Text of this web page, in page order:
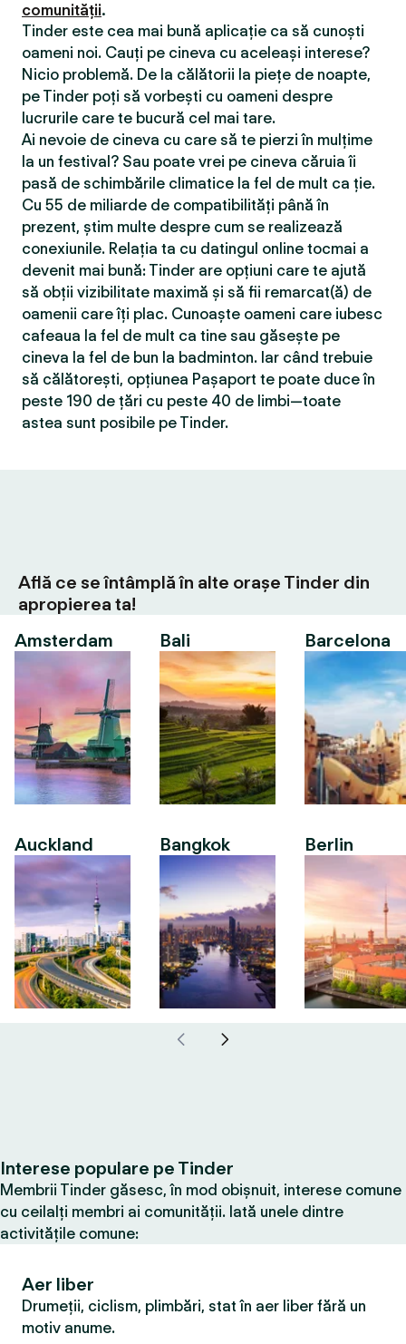
comunității.
Tinder este cea mai bună aplicație ca să cunoști
oameni noi. Cauți pe cineva cu aceleași interese?
Nicio problemă. De la călătorii la piețe de noapte,
pe Tinder poți să vorbești cu oameni despre
lucrurile care te bucură cel mai tare.
Ai nevoie de cineva cu care să te pierzi în mulțime
la un festival? Sau poate vrei pe cineva căruia îi
pasă de schimbările climatice la fel de mult ca ție.
Cu 55 de miliarde de compatibilităţi până în
prezent, știm multe despre cum se realizează
conexiunile. Relația ta cu datingul online tocmai a
devenit mai bună: Tinder are opțiuni care te ajută
să obții vizibilitate maximă și să fii remarcat(ă) de
oamenii care îți plac. Cunoaște oameni care iubesc
cafeaua la fel de mult ca tine sau găsește pe
cineva la fel de bun la badminton. Iar când trebuie
să călătorești, opțiunea Pașaport te poate duce în
peste 190 de țări cu peste 40 de limbi—toate
astea sunt posibile pe Tinder.
Află ce se întâmplă în alte orașe Tinder din
apropierea ta!
Amsterdam
Auckland
Bali
Bangkok
Barcelona
Berlin
Interese populare pe Tinder
Membrii Tinder găsesc, în mod obișnuit, interese comune
cu ceilalți membri ai comunității. Iată unele dintre
activitățile comune:
Aer liber
Drumeții, ciclism, plimbări, stat în aer liber fără un
motiv anume.